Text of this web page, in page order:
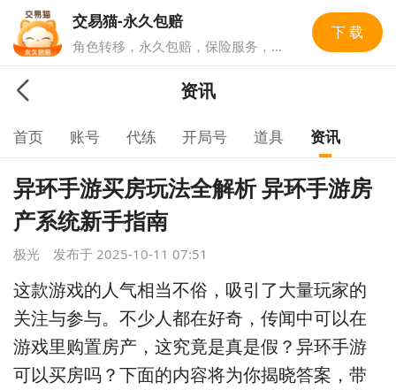
交易猫-永久包赔
角色转移，永久包赔，保险服务，实
就上交易猫，1亿玩家选择的游戏交
下 载
资讯
首页 账号 代练 开局号 道具 资讯
异环手游买房玩法全解析 异环手游房
产系统新手指南
极光 发布于 2025-10-11 07:51
这款游戏的人气相当不俗，吸引了大量玩家的
关注与参与。不少人都在好奇，传闻中可以在
游戏里购置房产，这究竟是真是假？异环手游
可以买房吗？下面的内容将为你揭晓答案，带